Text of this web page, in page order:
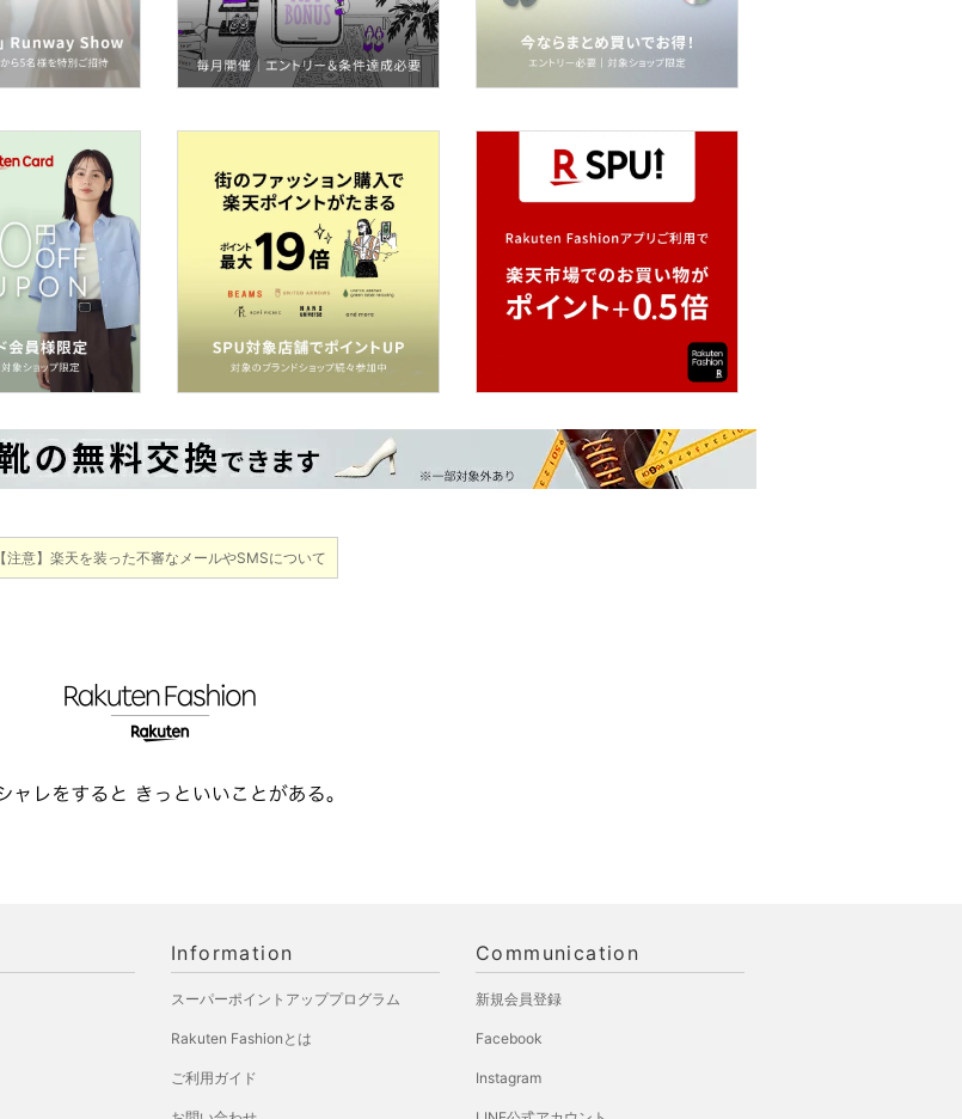
【注意】楽天を装った不審なメールやSMSについて
Information
スーパーポイントアッププログラム
Rakuten Fashionとは
ご利用ガイド
Communication
新規会員登録
Facebook
Instagram